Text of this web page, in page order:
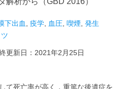
下出血 疫学 血圧 喫煙 発生
ツ
更新日： 2021年2月25日
て死亡率が高く，重篤な後遺症を